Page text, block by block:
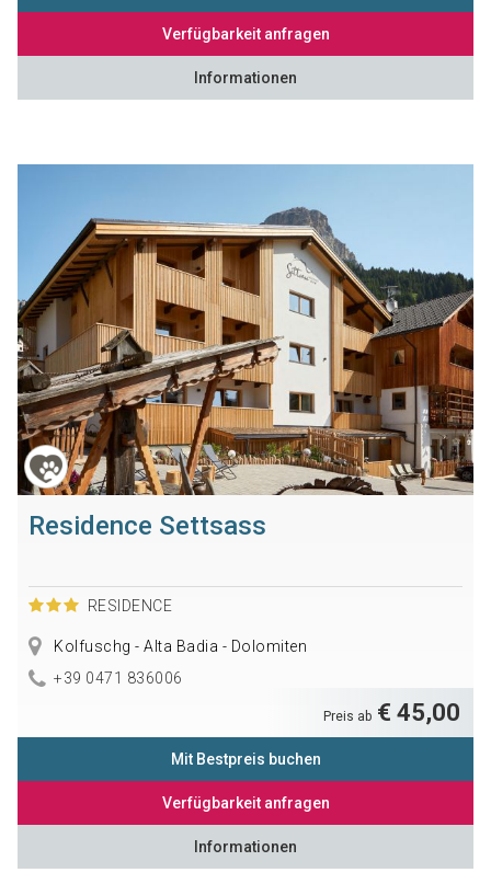
Verfügbarkeit anfragen
Informationen
Residence Settsass
RESIDENCE
Kolfuschg - Alta Badia - Dolomiten
+39 0471 836006
Preis ab € 45,00
Mit Bestpreis buchen
Verfügbarkeit anfragen
Informationen